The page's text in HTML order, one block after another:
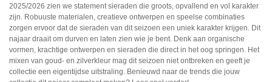
2025/2026 zien we statement sieraden die groots, opvallend en vol karakter
zijn. Robuuste materialen, creatieve ontwerpen en speelse combinaties
zorgen ervoor dat de sieraden van dit seizoen een uniek karakter krijgen. Dit
najaar draait om durven en laten zien wie je bent. Denk aan organische
vormen, krachtige ontwerpen en sieraden die direct in het oog springen. Het
mixen van goud- en zilverkleur mag dit seizoen niet ontbreken en geeft je
collectie een eigentijdse uitstraling. Benieuwd naar de trends die jouw